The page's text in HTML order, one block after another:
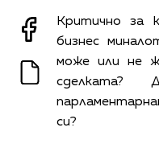
Критично за
бизнес
може или не
си?